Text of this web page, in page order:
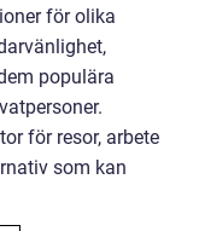
för olika
populära
för resor, arbete
som kan